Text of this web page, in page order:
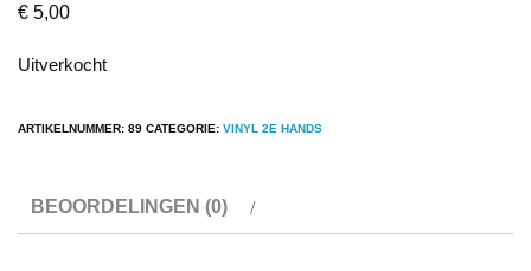
€ 5,00
Uitverkocht
ARTIKELNUMMER: 89 CATEGORIE: VINYL 2E HANDS
BEOORDELINGEN (0)